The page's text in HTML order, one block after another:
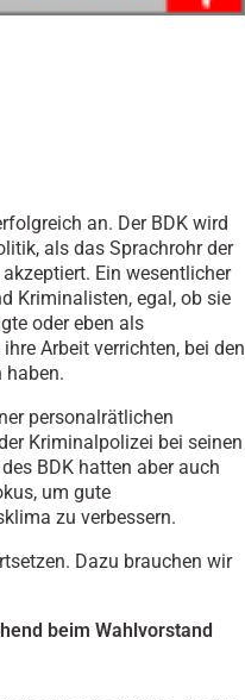
an. Der BDK wird
als das Sprachrohr der
Ein wesentlicher
Kriminalisten, egal, ob sie
oder eben als
Arbeit verrichten, bei den
haben.
personalrätlichen
Kriminalpolizei bei seinen
BDK hatten aber auch
um gute
zu verbessern.
Dazu brauchen wir
beim Wahlvorstand